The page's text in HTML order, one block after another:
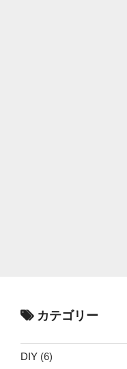
カテゴリー
DIY (6)